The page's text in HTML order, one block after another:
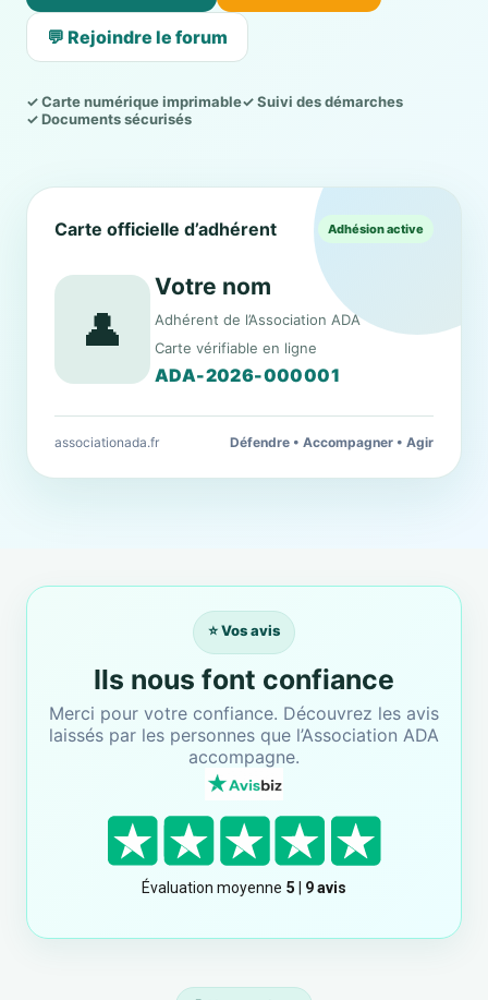
💬 Rejoindre le forum
✓ Carte numérique imprimable✓ Suivi des démarches
✓ Documents sécurisés
Carte officielle d’adhérent Adhésion active
👤
Votre nom
Adhérent de l’Association ADA
Carte vérifiable en ligne
ADA-2026-000001
associationada.fr Défendre • Accompagner • Agir
⭐ Vos avis
Ils nous font confiance
Merci pour votre confiance. Découvrez les avis
laissés par les personnes que l’Association ADA
accompagne.